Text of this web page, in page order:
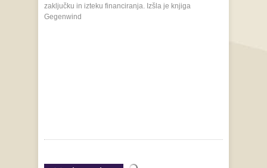
zaključku in izteku financiranja. Izšla je knjiga
Gegenwind